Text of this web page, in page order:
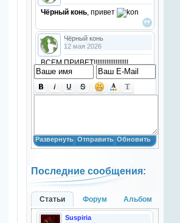
Чёрный конь, привет
Чёрный конь
12 мая 2026
ВСЕМ ПРИВЕТ!!!!!!!!!!!!!!!!!!!
!!!!
Анастасия18
Анастасия18
кто игры скачивал недавно?
Анастасия18
10 марта 2026
привет
Развернуть Отправить Обновить
Последние сообщения:
Статьи Форум Альбом
Suspiria